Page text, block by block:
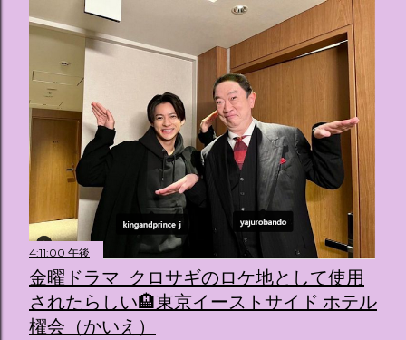
4:11:00 午後
金曜ドラマ_クロサギのロケ地として使用
されたらしい🏨東京イーストサイド ホテル
櫂会（かいえ）